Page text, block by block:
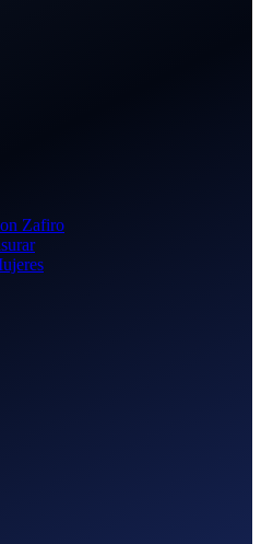
Zafiro